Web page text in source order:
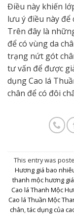
Điều này khiến
lưu ý điều này để
Trên đây là
để có vùng da
trạng nứt gót
tư vấn để được
dụng Cao lá
chân để có đôi
This entry was
Hương giá bao
thanh mộc hương
Cao lá Thanh Mộc
Cao lá Thuần Mộc
chân,tác dụng của